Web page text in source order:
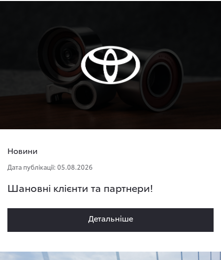
Новини
Дата публікації: 05.08.2026
Шановні клієнти та партнери!
Детальнiше